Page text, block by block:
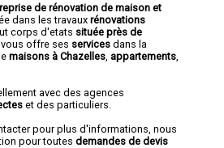
de rénovation de maison et
dans les travaux rénovations
corps d'etats située près de
vous offre ses services dans la
maisons à Chazelles appartements
avec des agences
et des particuliers.
pour plus d'informations, nous
pour toutes demandes de devis